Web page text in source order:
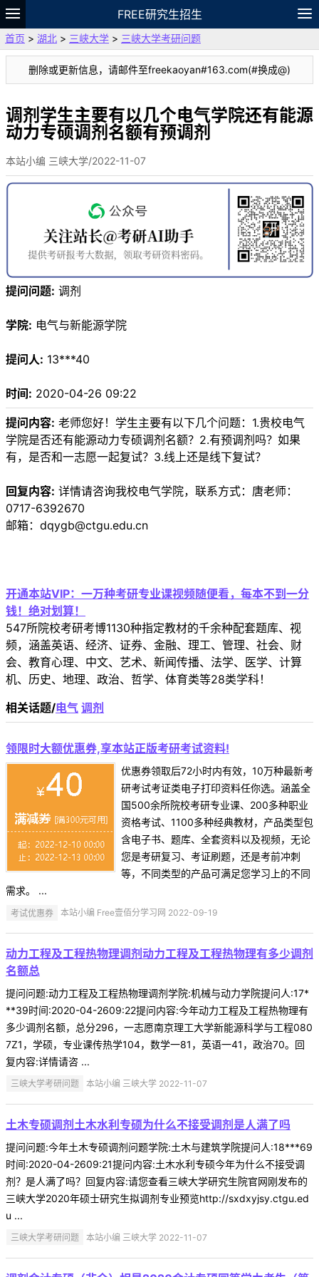
FREE研究生招生
题库
故事 专题 APP 笔记
VIP
资料
首页 > 湖北 > 三峡大学 > 三峡大学考研问题
删除或更新信息，请邮件至freekaoyan#163.com(#换成@)
调剂学生主要有以几个电气学院还有能源
动力专硕调剂名额有预调剂
本站小编 三峡大学/2022-11-07
提问问题: 调剂
学院: 电气与新能源学院
提问人: 13***40
时间: 2020-04-26 09:22
提问内容: 老师您好！学生主要有以下几个问题：1.贵校电气
学院是否还有能源动力专硕调剂名额？2.有预调剂吗？如果
有，是否和一志愿一起复试？3.线上还是线下复试？
回复内容: 详情请咨询我校电气学院，联系方式：唐老师：
0717-6392670
邮箱：dqygb@ctgu.edu.cn
开通本站VIP：一万种考研专业课视频随便看，每本不到一分
钱！绝对划算！
547所院校考研考博1130种指定教材的千余种配套题库、视
频，涵盖英语、经济、证券、金融、理工、管理、社会、财
会、教育心理、中文、艺术、新闻传播、法学、医学、计算
机、历史、地理、政治、哲学、体育类等28类学科！
相关话题/电气 调剂
领限时大额优惠券,享本站正版考研考试资料!
优惠券领取后72小时内有效，10万种最新考
研考试考证类电子打印资料任你选。涵盖全
国500余所院校考研专业课、200多种职业
资格考试、1100多种经典教材，产品类型包
含电子书、题库、全套资料以及视频，无论
您是考研复习、考证刷题，还是考前冲刺
等，不同类型的产品可满足您学习上的不同
需求。 ...
考试优惠券 本站小编 Free壹佰分学习网 2022-09-19
动力工程及工程热物理调剂动力工程及工程热物理有多少调剂
名额总
提问问题:动力工程及工程热物理调剂学院:机械与动力学院提问人:17*
**39时间:2020-04-2609:22提问内容:今年动力工程及工程热物理有
多少调剂名额，总分296，一志愿南京理工大学新能源科学与工程080
7Z1，学硕，专业课传热学104，数学一81，英语一41，政治70。回
复内容:详情请咨 ...
三峡大学考研问题 本站小编 三峡大学 2022-11-07
土木专硕调剂土木水利专硕为什么不接受调剂是人满了吗
提问问题:今年土木专硕调剂问题学院:土木与建筑学院提问人:18***69
时间:2020-04-2609:21提问内容:土木水利专硕今年为什么不接受调
剂？是人满了吗？回复内容:请您查看三峡大学研究生院官网刚发布的
三峡大学2020年硕士研究生拟调剂专业预览http://sxdxyjsy.ctgu.ed
u ...
三峡大学考研问题 本站小编 三峡大学 2022-11-07